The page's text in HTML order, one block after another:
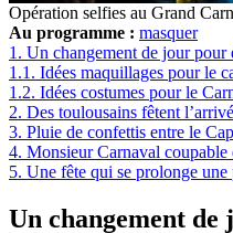
Opération selfies au Grand
Au programme : masquer
1. Un changement de jour pour
1.1. Idées maquillages pour le
1.2. Idées costumes pour le
2. Des toulousains fêtent
3. Pluie de confettis entre le
4. Monsieur Carnaval coupable
5. Une fête qui se prolonge
Un changement